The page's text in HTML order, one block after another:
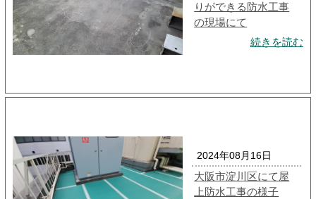
りができる防水工事
の現場にて
続きを読む
2024年08月16日
大阪市淀川区にて屋
上防水工事の様子